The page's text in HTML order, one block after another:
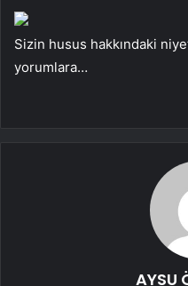
Sizin husus hakkındaki
yorumlara…
AYSU